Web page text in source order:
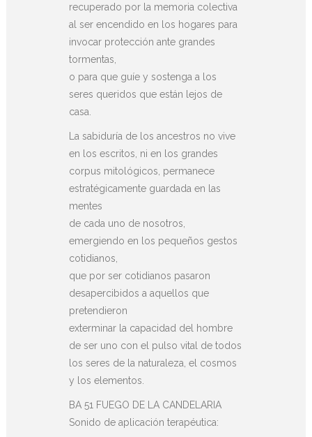
recuperado por la memoria colectiva
al ser encendido en los hogares para
invocar protección ante grandes
tormentas,
o para que guíe y sostenga a los
seres queridos que están lejos de
casa.
La sabiduría de los ancestros no vive
en los escritos, ni en los grandes
corpus mitológicos, permanece
estratégicamente guardada en las
mentes
de cada uno de nosotros,
emergiendo en los pequeños gestos
cotidianos,
que por ser cotidianos pasaron
desapercibidos a aquellos que
pretendieron
exterminar la capacidad del hombre
de ser uno con el pulso vital de todos
los seres de la naturaleza, el cosmos
y los elementos.
BA 51 FUEGO DE LA CANDELARIA
Sonido de aplicación terapéutica: